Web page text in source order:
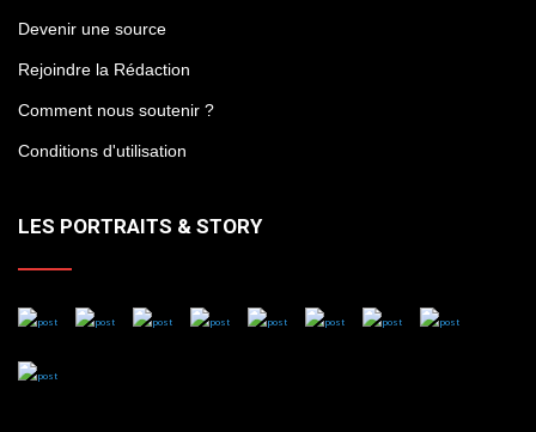
Devenir une source
Rejoindre la Rédaction
Comment nous soutenir ?
Conditions d'utilisation
LES PORTRAITS & STORY